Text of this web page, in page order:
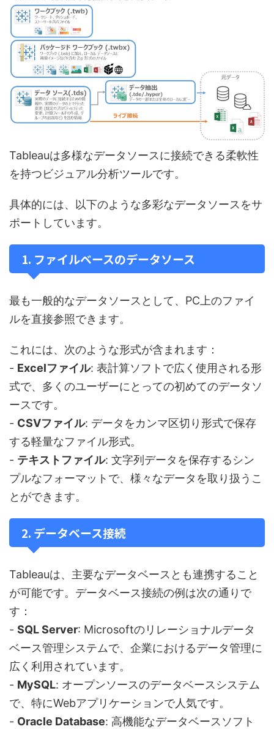
Tableauは多様なデータソースに接続できる柔軟性
を持つビジュアル分析ツールです。
具体的には、以下のような多彩なデータソースをサ
ポートしています。
1. ファイルベースのデータソース
最も一般的なデータソースとして、PC上のファイ
ルを直接参照できます。
これには、次のような形式が含まれます：
- Excelファイル: 表計算ソフトで広く使用される形
式で、多くのユーザーにとっての初めてのデータソ
ースです。
- CSVファイル: データをカンマ区切り形式で保存
する軽量なファイル形式。
- テキストファイル: 文字列データを保存するシン
プルなフォーマットで、様々なデータを取り扱うこ
とができます。
2. データベース接続
Tableauは、主要なデータベースとも連携すること
が可能です。データベース接続の例は次の通りで
す：
- SQL Server: Microsoftのリレーショナルデータ
ベース管理システムで、企業におけるデータ管理に
広く利用されています。
- MySQL: オープンソースのデータベースシステム
で、特にWebアプリケーションで人気です。
- Oracle Database: 高機能なデータベースソフト